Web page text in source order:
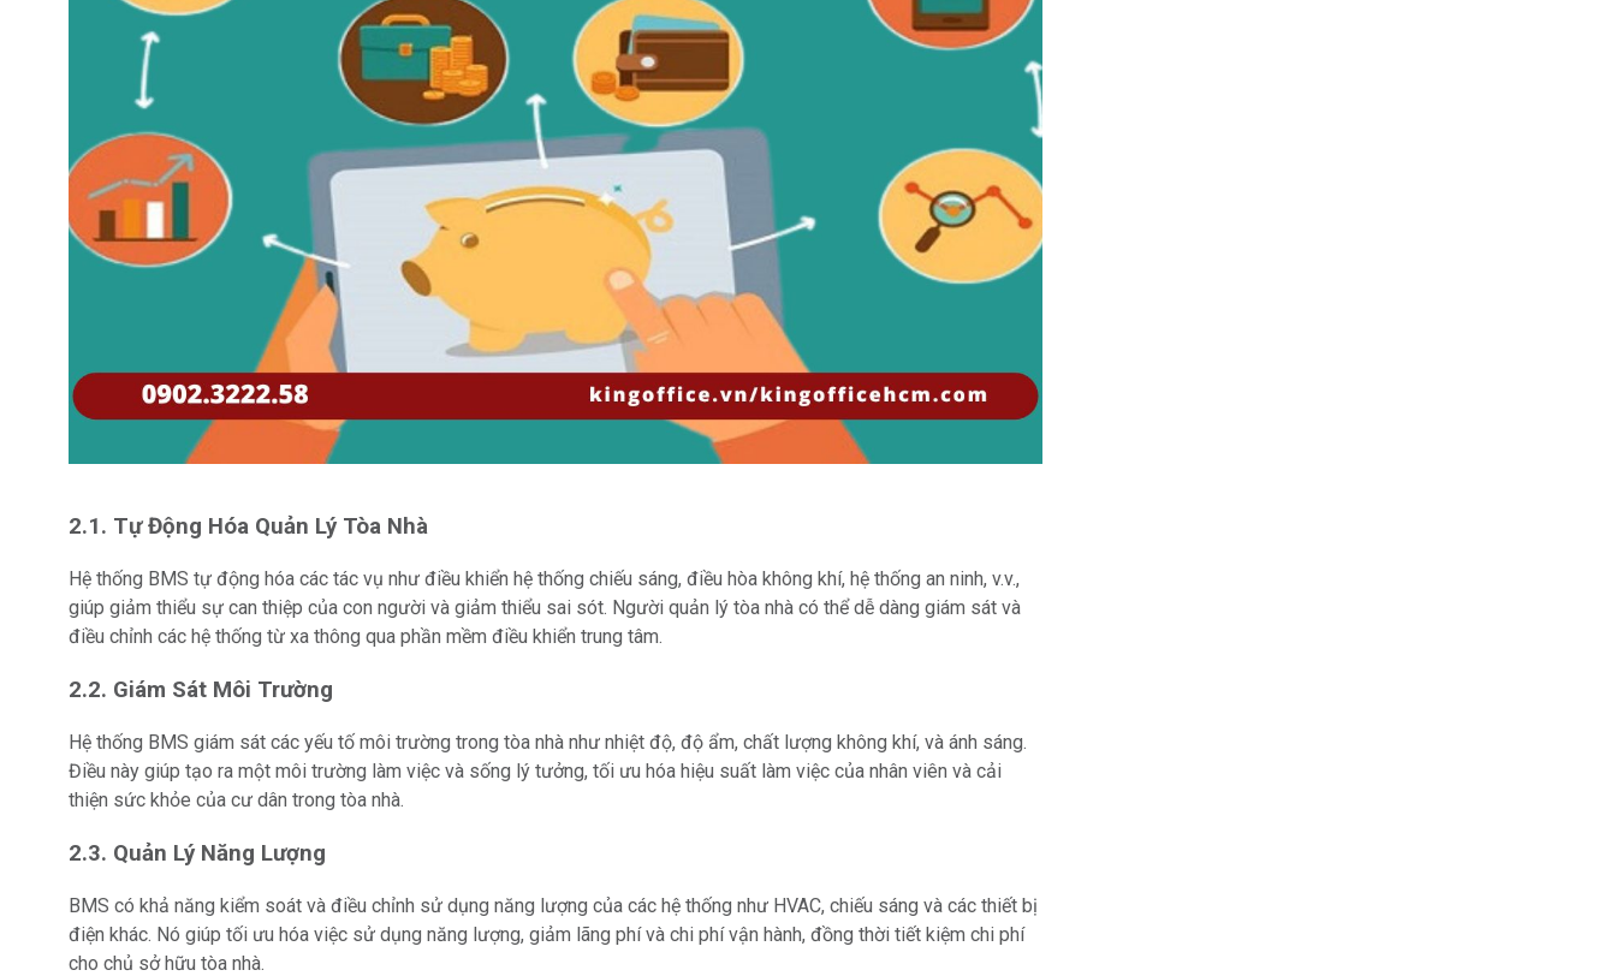
2.1. Tự Động Hóa Quản Lý Tòa Nhà
Hệ thống BMS tự động hóa các tác vụ như điều khiển hệ thống chiếu sáng, điều hòa không khí, hệ thống an ninh, v.v.,
giúp giảm thiểu sự can thiệp của con người và giảm thiểu sai sót. Người quản lý tòa nhà có thể dễ dàng giám sát và
điều chỉnh các hệ thống từ xa thông qua phần mềm điều khiển trung tâm.
2.2. Giám Sát Môi Trường
Hệ thống BMS giám sát các yếu tố môi trường trong tòa nhà như nhiệt độ, độ ẩm, chất lượng không khí, và ánh sáng.
Điều này giúp tạo ra một môi trường làm việc và sống lý tưởng, tối ưu hóa hiệu suất làm việc của nhân viên và cải
thiện sức khỏe của cư dân trong tòa nhà.
2.3. Quản Lý Năng Lượng
BMS có khả năng kiểm soát và điều chỉnh sử dụng năng lượng của các hệ thống như HVAC, chiếu sáng và các thiết bị
điện khác. Nó giúp tối ưu hóa việc sử dụng năng lượng, giảm lãng phí và chi phí vận hành, đồng thời tiết kiệm chi phí
cho chủ sở hữu tòa nhà.